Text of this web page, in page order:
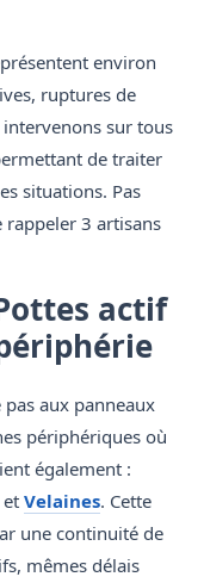
environ
ruptures de
sur tous
de traiter
situations. Pas
rappeler 3 artisans
actif
aux panneaux
périphériques où
également :
et Velaines. Cette
une continuité de
mêmes délais